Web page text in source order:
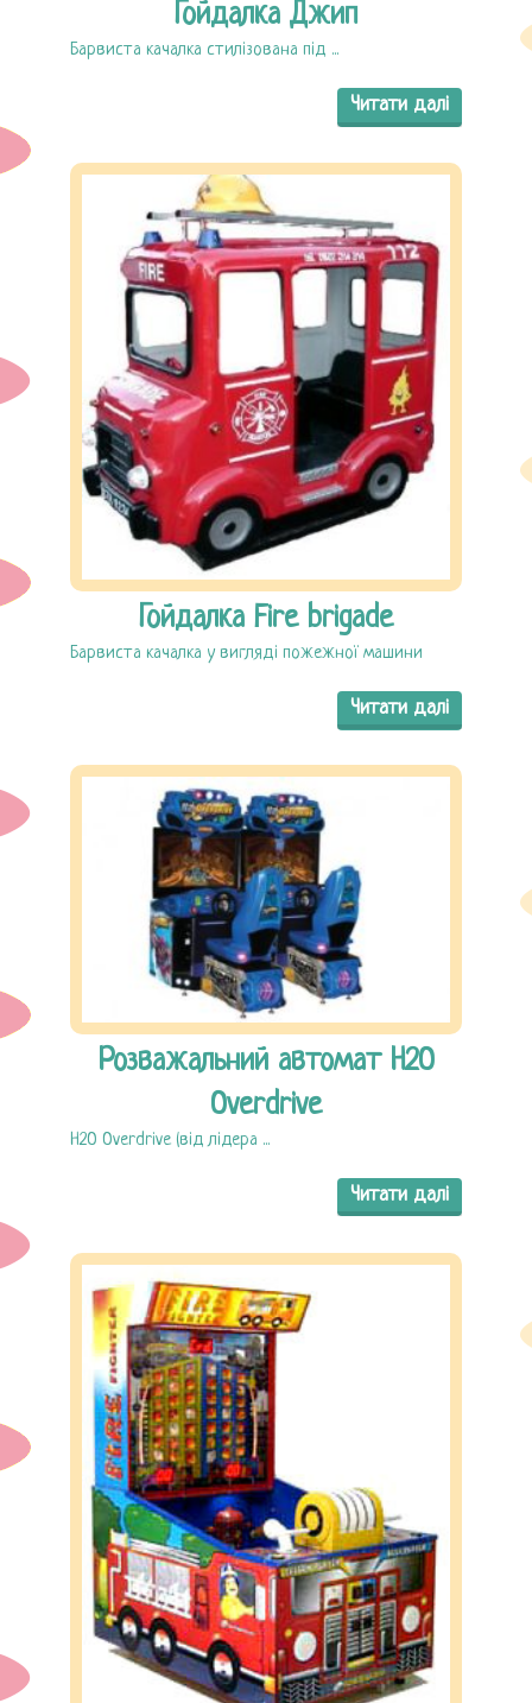
Гойдалка Джип
Барвиста качалка стилізована під ...
Читати далі
Гойдалка Fire brigade
Барвиста качалка у вигляді пожежної машини
Читати далі
Розважальний автомат H2O
Overdrive
H2O Overdrive (від лідера ...
Читати далі